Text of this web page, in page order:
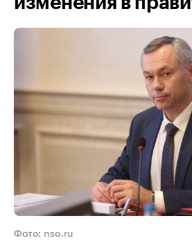
Фото: nso.ru